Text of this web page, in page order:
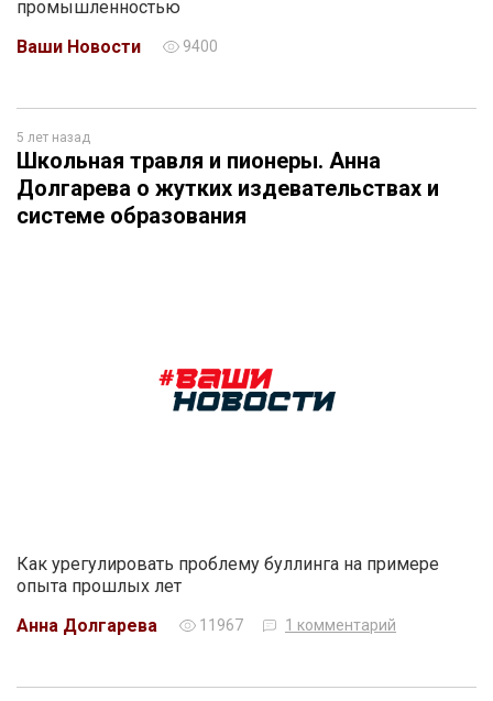
промышленностью
Ваши Новости
9400
5 лет назад
Школьная травля и пионеры. Анна
Долгарева о жутких издевательствах и
системе образования
Как урегулировать проблему буллинга на примере
опыта прошлых лет
Анна Долгарева
11967 1 комментарий